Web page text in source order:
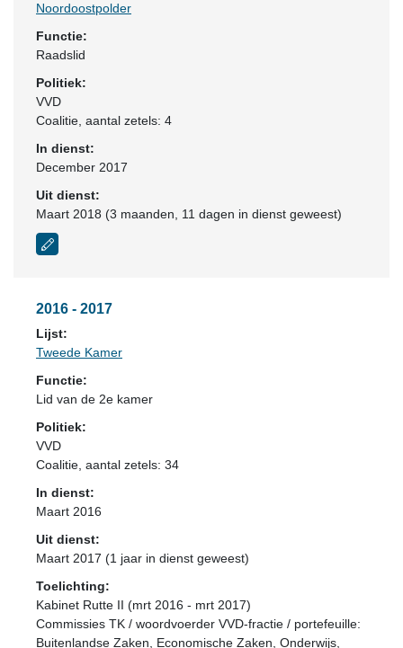
Noordoostpolder
Functie:
Raadslid
Politiek:
VVD
Coalitie , aantal zetels: 4
In dienst:
December 2017
Uit dienst:
Maart 2018 (3 maanden, 11 dagen in dienst geweest)
2016 - 2017
Lijst:
Tweede Kamer
Functie:
Lid van de 2e kamer
Politiek:
VVD
Coalitie , aantal zetels: 34
In dienst:
Maart 2016
Uit dienst:
Maart 2017 (1 jaar in dienst geweest)
Toelichting:
Kabinet Rutte II (mrt 2016 - mrt 2017)
Commissies TK / woordvoerder VVD-fractie / portefeuille:
Buitenlandse Zaken, Economische Zaken, Onderwijs,